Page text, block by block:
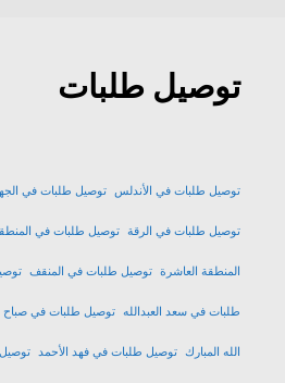
توصيل طلبات
توصيل طلبات في الأندلس توصيل طلبات في
توصيل طلبات في الرقة توصيل طلبات في
المنطقة العاشرة توصيل طلبات في المنقف
طلبات في سعد العبدالله توصيل طلبات في صباح
الله المبارك توصيل طلبات في فهد الأحمد